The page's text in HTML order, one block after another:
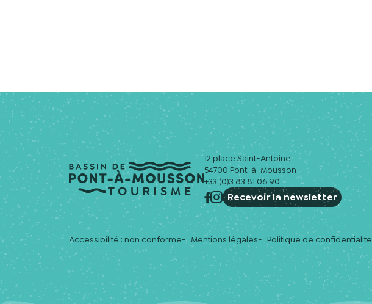
12 place Saint-Antoine
54700 Pont-à-Mousson
+33 (0)3 83 81 06 90
Recevoir la newsletter
Accessibilité : non conforme Mentions légales Politique de confidentialite